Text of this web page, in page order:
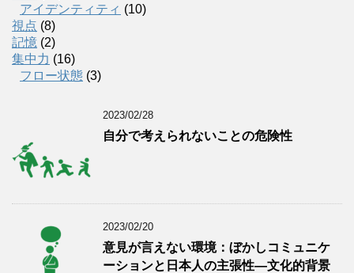
アイデンティティ (10)
視点 (8)
記憶 (2)
集中力 (16)
フロー状態 (3)
2023/02/28
自分で考えられないことの危険性
2023/02/20
意見が言えない環境：ぼかしコミュニケ
ーションと日本人の主張性―文化的背景